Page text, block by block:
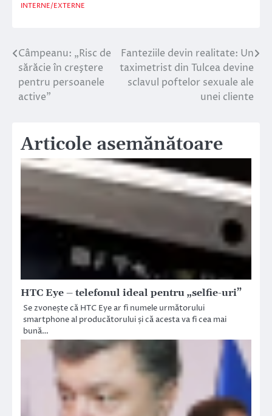
INTERNE/EXTERNE
Navigare
în
articole
Câmpeanu: „Risc de
sărăcie în creştere
pentru persoanele
active”
Fanteziile devin realitate: Un
taximetrist din Tulcea devine
sclavul poftelor sexuale ale
unei cliente
Articole asemănătoare
HTC Eye – telefonul ideal pentru „selfie-uri”
Se zvonește că HTC Eye ar fi numele următorului
smartphone al producătorului și că acesta va fi cea mai
bună…